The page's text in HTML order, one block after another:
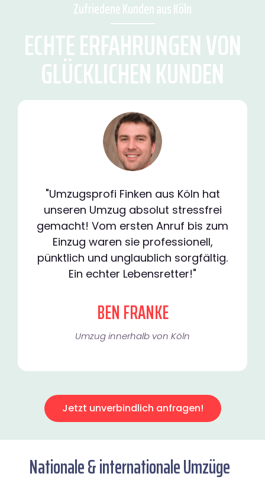
Zufriedene Kunden aus Köln
ECHTE ERFAHRUNGEN VON
GLÜCKLICHEN KUNDEN
"Umzugsprofi Finken aus Köln hat
unseren Umzug absolut stressfrei
gemacht! Vom ersten Anruf bis zum
Einzug waren sie professionell,
pünktlich und unglaublich sorgfältig.
Ein echter Lebensretter!"
BEN FRANKE
Umzug innerhalb von Köln​
Jetzt unverbindlich anfragen!
Nationale & internationale Umzüge